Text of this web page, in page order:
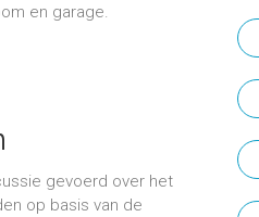
en garage.
gevoerd over het
op basis van de